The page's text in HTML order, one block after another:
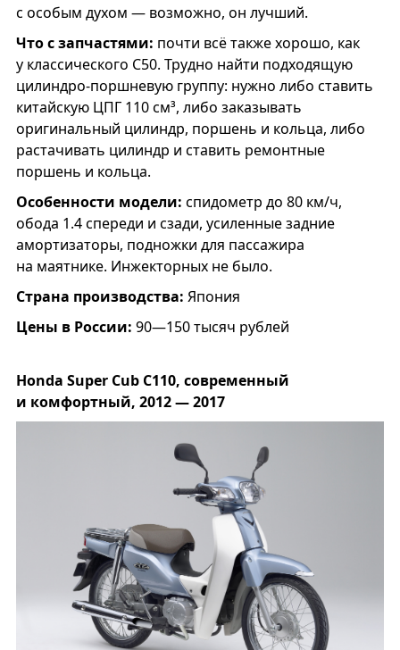
с особым духом — возможно, он лучший.
Что с запчастями: почти всё также хорошо, как
у классического С50. Трудно найти подходящую
цилиндро-поршневую группу: нужно либо ставить
китайскую ЦПГ 110 см³, либо заказывать
оригинальный цилиндр, поршень и кольца, либо
растачивать цилиндр и ставить ремонтные
поршень и кольца.
Особенности модели: спидометр до 80 км/ч,
обода 1.4 спереди и сзади, усиленные задние
амортизаторы, подножки для пассажира
на маятнике. Инжекторных не было.
Страна производства: Япония
Цены в России: 90—150 тысяч рублей
Honda Super Cub С110, современный
и комфортный, 2012 — 2017